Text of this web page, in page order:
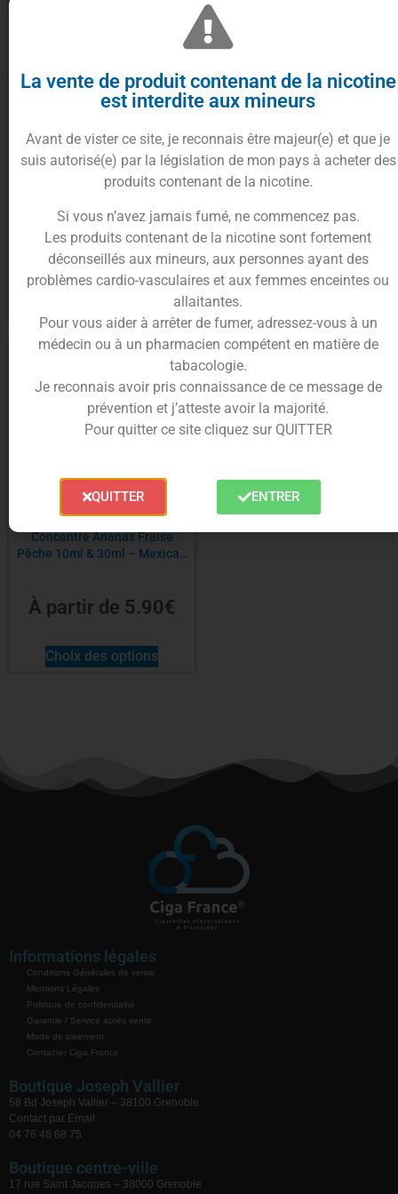
Concentré Fruit du dragon
Mexican Cartel
À partir de5.90€
Concentré Cactus Citron
Mexican Cartel
À partir de5.90€
Choix des options
Concentré Ananas Fraise
Pêche 10ml & 30ml – Mexican
À partir de 5.90€
Choix des options
Informations légales
Conditions Générales de vente
Mentions Légales
Politique de confidentialité
Garantie / Service après vente
Mode de paiement
Contacter Ciga France
Boutique Joseph Vallier
58 Bd Joseph Vallier – 38100 Grenoble
Contact par Email
04 76 48 68 75
Boutique centre-ville
17 rue Saint Jacques – 38000 Grenoble
La vente de produit contenant de la nicotine
est interdite aux mineurs
Avant de vister ce site, je reconnais être majeur(e) et que je
suis autorisé(e) par la législation de mon pays à acheter des
produits contenant de la nicotine.
Si vous n’avez jamais fumé, ne commencez pas.
Les produits contenant de la nicotine sont fortement
déconseillés aux mineurs, aux personnes ayant des
problèmes cardio-vasculaires et aux femmes enceintes ou
allaitantes.
Pour vous aider à arrêter de fumer, adressez-vous à un
médecin ou à un pharmacien compétent en matière de
tabacologie.
Je reconnais avoir pris connaissance de ce message de
prévention et j’atteste avoir la majorité.
Pour quitter ce site cliquez sur QUITTER
QUITTER ENTRER